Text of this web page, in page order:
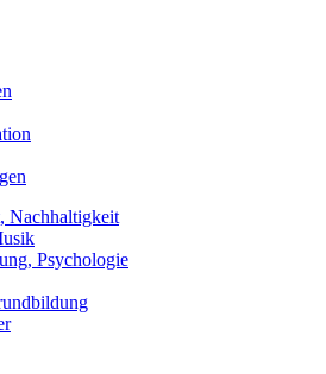
Nachhaltigkeit
Psychologie